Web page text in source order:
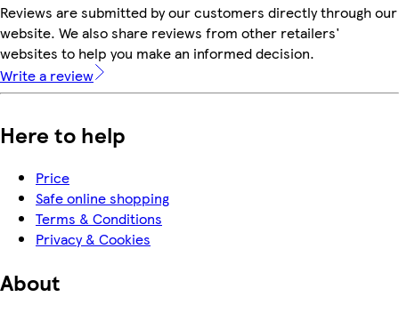
Reviews are submitted by our customers directly through our
website. We also share reviews from other retailers'
websites to help you make an informed decision.
Write a review
Here to help
Price
Safe online shopping
Terms & Conditions
Privacy & Cookies
About